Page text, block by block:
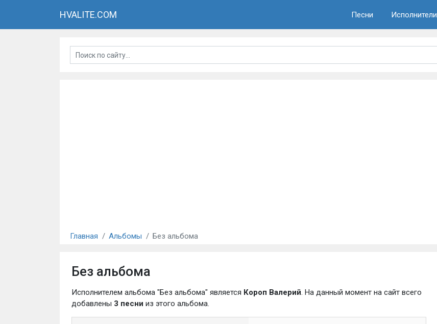
HVALITE.COM Песни Исполнители
Главная Альбомы Без альбома
Без альбома
Исполнителем альбома "Без альбома" является Короп Валерий . На данный момент на сайт всего
добавлены 3 песни из этого альбома.